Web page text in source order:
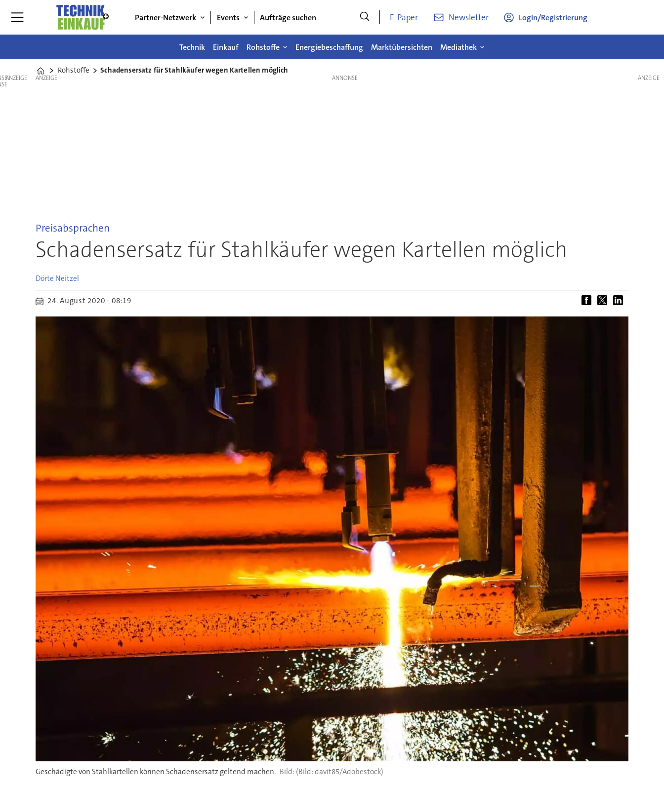
Partner-Netzwerk Events Aufträge suchen E-Paper Newsletter Login/Registrierung
Technik Einkauf Rohstoffe Energiebeschaffung Marktübersichten Mediathek
Home
Rohstoffe Schadensersatz für Stahlkäufer wegen Kartellen möglich
ANZEIGE ANZEIGE
Preisabsprachen
Schadensersatz für Stahlkäufer wegen Kartellen möglich
Dörte Neitzel
24. August 2020 - 08:19
Geschädigte von Stahlkartellen können Schadensersatz geltend machen. (Bild: davit85/Adobestock)
ANZEIGE